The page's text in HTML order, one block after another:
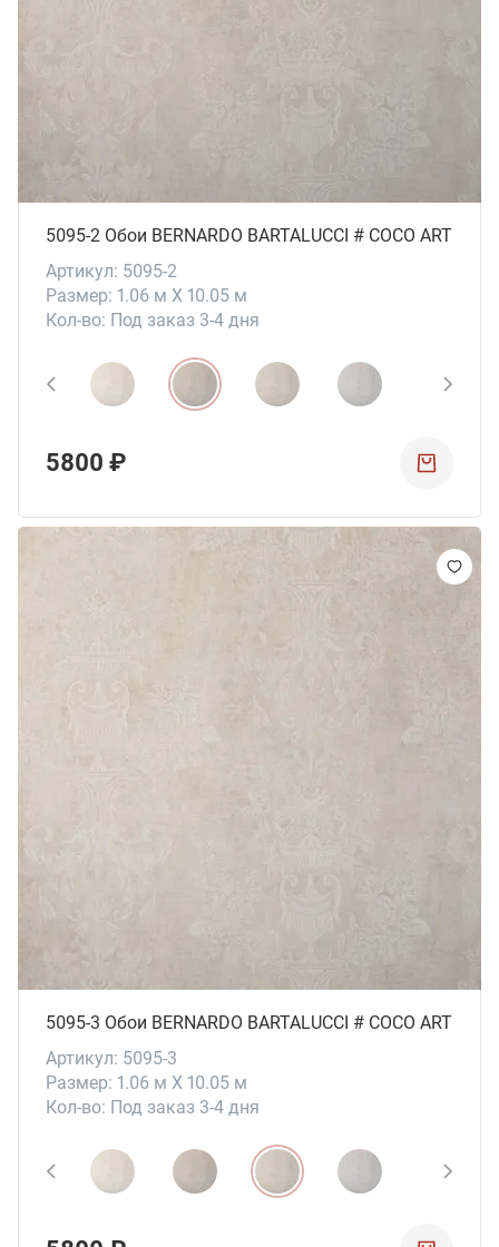
5095-2 Обои BERNARDO BARTALUCCI # СОСО ART
Артикул: 5095-2
Размер: 1.06 м X 10.05 м
Кол-во: Под заказ 3-4 дня
5800 ₽
5095-3 Обои BERNARDO BARTALUCCI # СОСО ART
Артикул: 5095-3
Размер: 1.06 м X 10.05 м
Кол-во: Под заказ 3-4 дня